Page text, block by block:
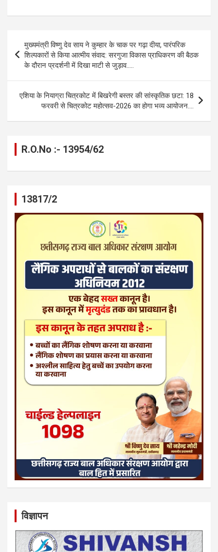
ce
b
o
o
k
se
n
g
er
at
A
p
p
e
gr
a
m
ail py
Li
n
ar
e
navigation
मुख्यमंत्री विष्णु देव साय ने कुम्हार के चाक पर गढ़ा दीया, पारंपरिक
शिल्पकारों से किया आत्मीय संवाद: सरगुजा विकास प्राधिकरण की बैठक
के दौरान प्रदर्शनी में दिखा माटी से जुड़ाव…..
एशिया के नियाग्रा चित्रकोट में बिखरेगी बस्तर की सांस्कृतिक छटा: 18
फरवरी से चित्रकोट महोत्सव-2026 का होगा भव्य आयोजन….
R.O.No :- 13954/62
13817/2
विज्ञापन